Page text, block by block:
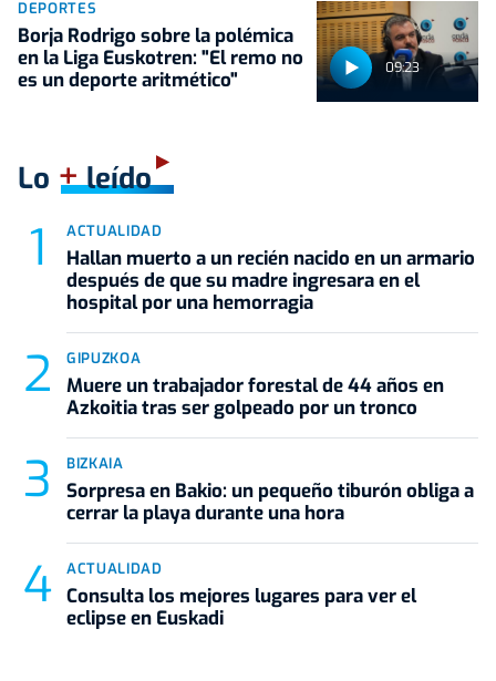
09:23
DEPORTES
Borja Rodrigo sobre la polémica
en la Liga Euskotren: "El remo no
es un deporte aritmético"
Lo +leído
ACTUALIDAD
Hallan muerto a un recién nacido en un armario
después de que su madre ingresara en el
hospital por una hemorragia
GIPUZKOA
Muere un trabajador forestal de 44 años en
Azkoitia tras ser golpeado por un tronco
BIZKAIA
Sorpresa en Bakio: un pequeño tiburón obliga a
cerrar la playa durante una hora
ACTUALIDAD
Consulta los mejores lugares para ver el
eclipse en Euskadi